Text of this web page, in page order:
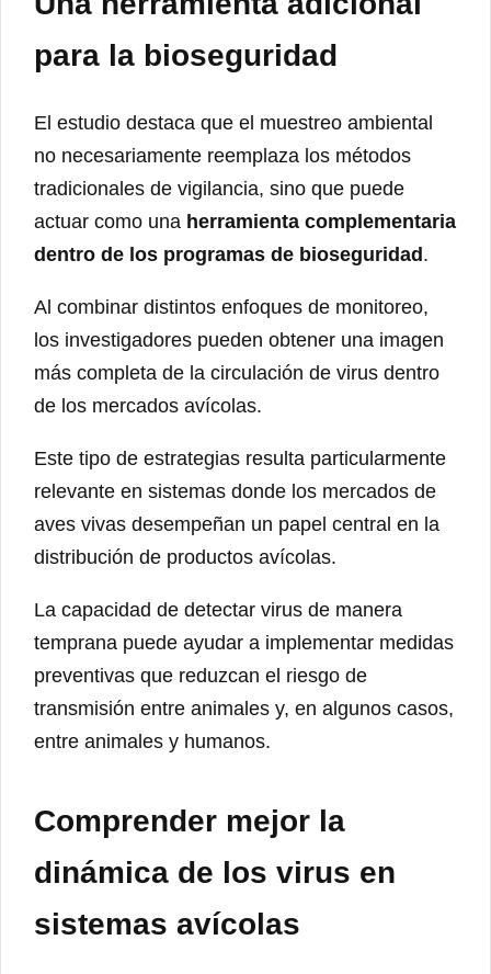
para la bioseguridad
El estudio destaca que el muestreo ambiental
no necesariamente reemplaza los métodos
tradicionales de vigilancia, sino que puede
actuar como una herramienta complementaria
dentro de los programas de bioseguridad .
Al combinar distintos enfoques de monitoreo,
los investigadores pueden obtener una imagen
más completa de la circulación de virus dentro
de los mercados avícolas.
Este tipo de estrategias resulta particularmente
relevante en sistemas donde los mercados de
aves vivas desempeñan un papel central en la
distribución de productos avícolas.
La capacidad de detectar virus de manera
temprana puede ayudar a implementar medidas
preventivas que reduzcan el riesgo de
transmisión entre animales y, en algunos casos,
entre animales y humanos.
Comprender mejor la
dinámica de los virus en
sistemas avícolas